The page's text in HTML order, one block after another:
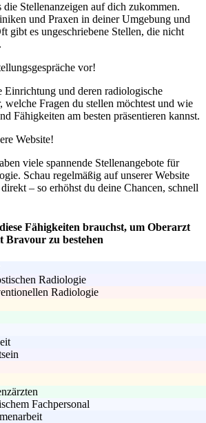
die Stellenanzeigen auf dich zukommen.
und Praxen in deiner Umgebung und
gibt es ungeschriebene Stellen, die nicht
vor!
und deren radiologische
Fragen du stellen möchtest und wie
Fähigkeiten am besten präsentieren kannst.
Website!
viele spannende Stellenangebote für
Schau regelmäßig auf unserer Website
– so erhöhst du deine Chancen, schnell
Fähigkeiten brauchst, um Oberarzt
Bravour zu bestehen
Radiologie
Radiologie
Fachpersonal